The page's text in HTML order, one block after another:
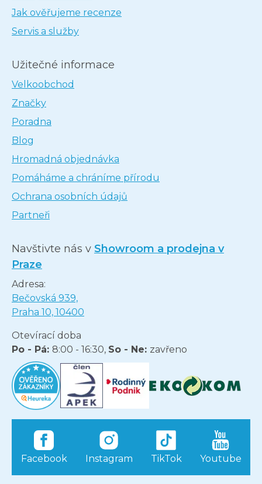
Jak ověřujeme recenze
Servis a služby
Užitečné informace
Velkoobchod
Značky
Poradna
Blog
Hromadná objednávka
Pomáháme a chráníme přírodu
Ochrana osobních údajů
Partneři
Navštivte nás v Showroom a prodejna v
Praze
Adresa:
Bečovská 939,
Praha 10, 10400
Otevírací doba
Po - Pá: 8:00 - 16:30, So - Ne: zavřeno
Facebook Instagram TikTok Youtube